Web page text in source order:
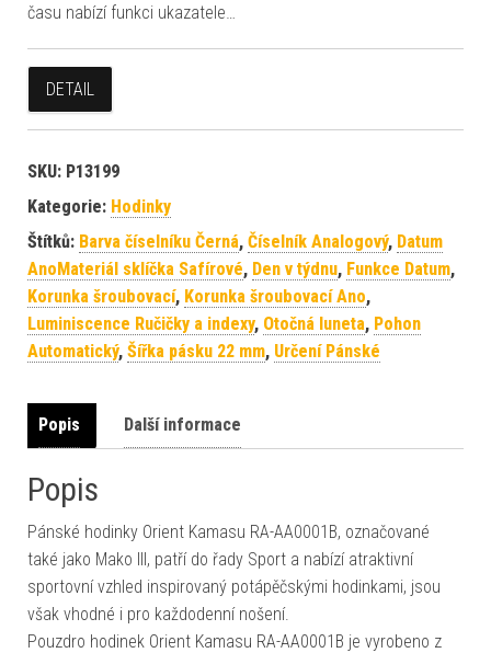
času nabízí funkci ukazatele…
DETAIL
SKU: P13199
Kategorie: Hodinky
Štítků: Barva číselníku Černá, Číselník Analogový, Datum
AnoMateriál sklíčka Safírové, Den v týdnu, Funkce Datum,
Korunka šroubovací, Korunka šroubovací Ano,
Luminiscence Ručičky a indexy, Otočná luneta, Pohon
Automatický, Šířka pásku 22 mm, Určení Pánské
Popis Další informace
Popis
Pánské hodinky Orient Kamasu RA-AA0001B, označované
také jako Mako III, patří do řady Sport a nabízí atraktivní
sportovní vzhled inspirovaný potápěčskými hodinkami, jsou
však vhodné i pro každodenní nošení.
Pouzdro hodinek Orient Kamasu RA-AA0001B je vyrobeno z